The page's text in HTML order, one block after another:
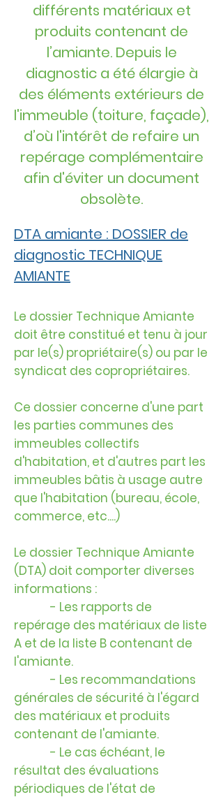
différents matériaux et
produits contenant de
l’amiante. Depuis le
diagnostic a été élargie à
des éléments extérieurs de
l'immeuble (toiture, façade),
d’où l'intérêt de refaire un
repérage complémentaire
afin d'éviter un document
obsolète.
DTA amiante : DOSSIER de
diagnostic TECHNIQUE
AMIANTE
Le dossier Technique Amiante
doit être constitué et tenu à jour
par le(s) propriétaire(s) ou par le
syndicat des copropriétaires.
Ce dossier concerne d'une part
les parties communes des
immeubles collectifs
d'habitation, et d'autres part les
immeubles bâtis à usage autre
que l'habitation (bureau, école,
commerce, etc....)
Le dossier Technique Amiante
(DTA) doit comporter diverses
informations :
- Les rapports de
repérage des matériaux de liste
A et de la liste B contenant de
l'amiante.
- Les recommandations
générales de sécurité à l'égard
des matériaux et produits
contenant de l'amiante.
- Le cas échéant, le
résultat des évaluations
périodiques de l'état de